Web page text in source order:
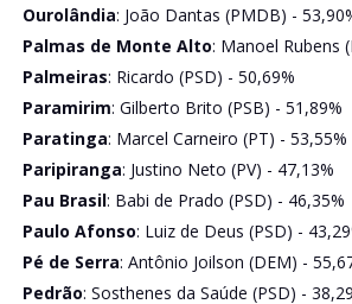
Ourolândia: João Dantas (PMDB) -
Palmas de Monte Alto: Manoel Rubens
Palmeiras: Ricardo (PSD) - 50,69%
Paramirim: Gilberto Brito (PSB) - 51,89%
Paratinga: Marcel Carneiro (PT) - 53,55%
Paripiranga: Justino Neto (PV) - 47,13%
Pau Brasil: Babi de Prado (PSD) - 46,35%
Paulo Afonso: Luiz de Deus (PSD) -
Pé de Serra: Antônio Joilson (DEM) -
Pedrão: Sosthenes da Saúde (PSD) -